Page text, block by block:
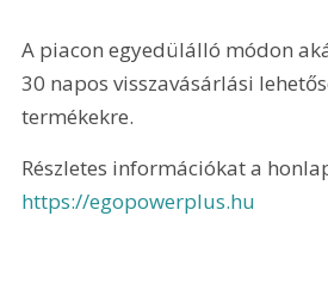
A piacon egyedülálló módon
30 napos visszavásárlási
termékekre.
Részletes információkat a
https://egopowerplus.hu